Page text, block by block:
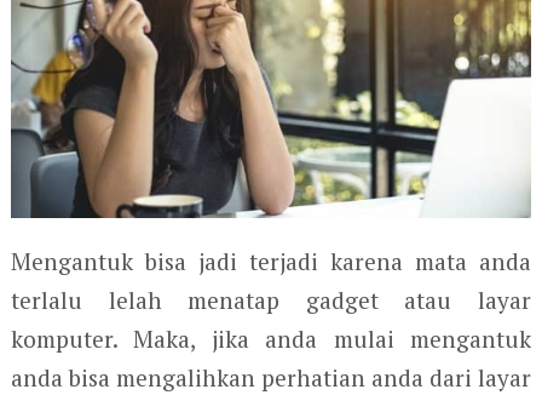
Mengantuk bisa jadi terjadi karena mata anda
terlalu lelah menatap gadget atau layar
komputer. Maka, jika anda mulai mengantuk
anda bisa mengalihkan perhatian anda dari layar